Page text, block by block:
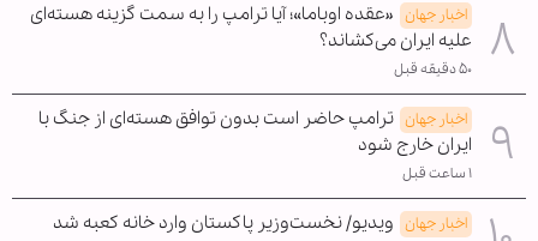
اخبار جهان «عقده اوباما»؛ آیا ترامپ را به سمت گزینه هسته‌ای
علیه ایران می‌کشاند؟
۵۰ دقیقه قبل
اخبار جهان ترامپ حاضر است بدون توافق هسته‌ای از جنگ با
ایران خارج شود
۱ ساعت قبل
اخبار جهان ویدیو/ نخست‌وزیر پاکستان وارد خانه کعبه شد